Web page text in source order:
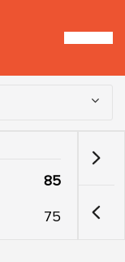
85
75